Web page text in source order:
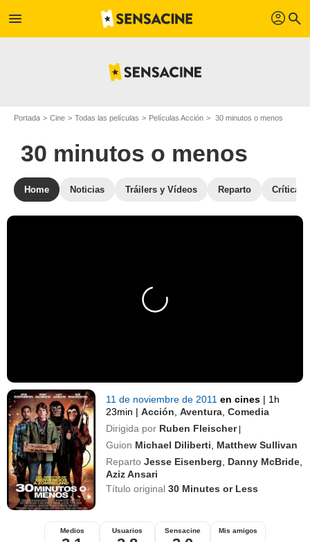
menu profil search
Portada Cine Todas las películas Películas Acción 30 minutos o menos
30 minutos o menos
Home Noticias Tráilers y Vídeos Reparto Críticas
11 de noviembre de 2011en cines | 1h
23min | Acción ,Aventura ,Comedia
Dirigida por Ruben Fleischer |
Guion Michael Diliberti
Matthew Sullivan
Reparto Jesse Eisenberg Danny McBride
Aziz Ansari
Título original30 Minutes or Less
Medios Usuarios Sensacine Mis amigos